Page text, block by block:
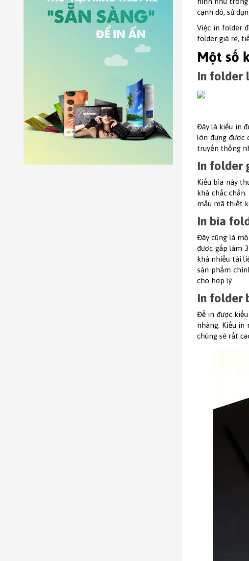
cạnh đó, sử
Việc in folder
folder giá rẻ,
Một số
In folder
Đây là kiểu in
lớn đựng được
truyền thống
In folder
Kiểu bìa này
khá chắc
mẫu mã thiết
In bìa
Đây cũng là
được gấp làm
khá nhiều tài
sản phẩm
cho hợp lý.
In folder
Để in được
nhàng. Kiểu in
chúng sẽ rất